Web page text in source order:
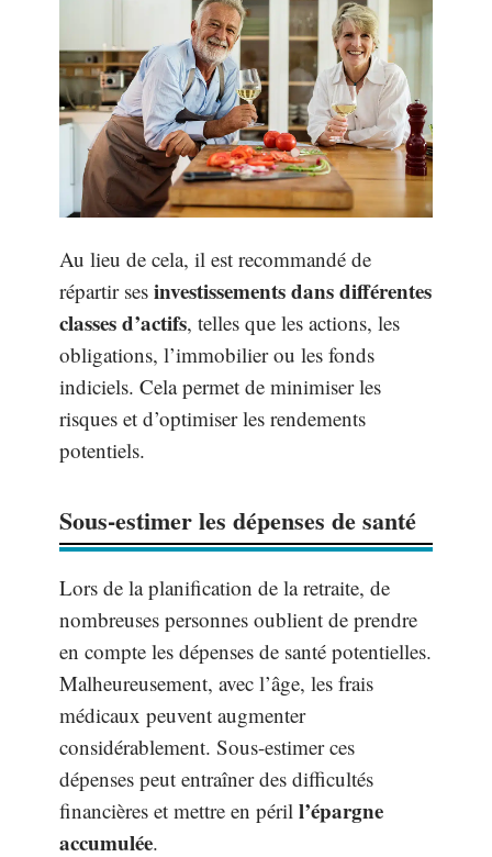
Au lieu de cela, il est recommandé de
répartir ses investissements dans différentes
classes d’actifs, telles que les actions, les
obligations, l’immobilier ou les fonds
indiciels. Cela permet de minimiser les
risques et d’optimiser les rendements
potentiels.
Sous-estimer les dépenses de santé
Lors de la planification de la retraite, de
nombreuses personnes oublient de prendre
en compte les dépenses de santé potentielles.
Malheureusement, avec l’âge, les frais
médicaux peuvent augmenter
considérablement. Sous-estimer ces
dépenses peut entraîner des difficultés
financières et mettre en péril l’épargne
accumulée.